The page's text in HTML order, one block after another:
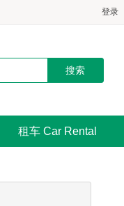
登录
租车 Car Rental